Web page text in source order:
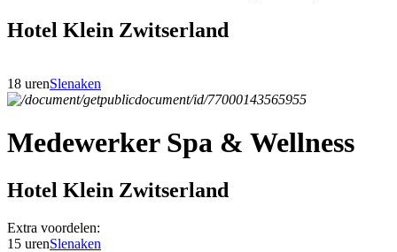
Hotel Klein Zwitserland
18 urenSlenaken
Medewerker Spa & Wellness
Hotel Klein Zwitserland
Extra voordelen:
15 urenSlenaken